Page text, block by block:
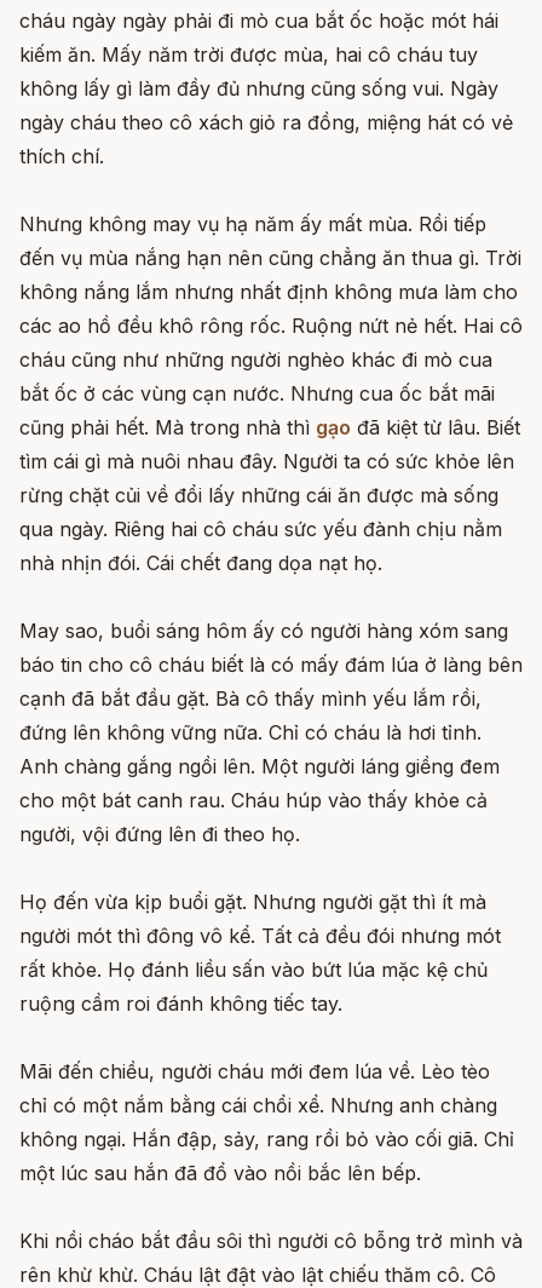
cháu ngày ngày phải đi mò cua bắt ốc hoặc mót hái
kiếm ăn. Mấy năm trời được mùa, hai cô cháu tuy
không lấy gì làm đầy đủ nhưng cũng sống vui. Ngày
ngày cháu theo cô xách giỏ ra đồng, miệng hát có vẻ
thích chí.
Nhưng không may vụ hạ năm ấy mất mùa. Rồi tiếp
đến vụ mùa nắng hạn nên cũng chẳng ăn thua gì. Trời
không nắng lắm nhưng nhất định không mưa làm cho
các ao hồ đều khô rông rốc. Ruộng nứt nẻ hết. Hai cô
cháu cũng như những người nghèo khác đi mò cua
bắt ốc ở các vùng cạn nước. Nhưng cua ốc bắt mãi
cũng phải hết. Mà trong nhà thì gạo đã kiệt từ lâu. Biết
tìm cái gì mà nuôi nhau đây. Người ta có sức khỏe lên
rừng chặt củi về đổi lấy những cái ăn được mà sống
qua ngày. Riêng hai cô cháu sức yếu đành chịu nằm
nhà nhịn đói. Cái chết đang dọa nạt họ.
May sao, buổi sáng hôm ấy có người hàng xóm sang
báo tin cho cô cháu biết là có mấy đám lúa ở làng bên
cạnh đã bắt đầu gặt. Bà cô thấy mình yếu lắm rồi,
đứng lên không vững nữa. Chỉ có cháu là hơi tỉnh.
Anh chàng gắng ngồi lên. Một người láng giềng đem
cho một bát canh rau. Cháu húp vào thấy khỏe cả
người, vội đứng lên đi theo họ.
Họ đến vừa kịp buổi gặt. Nhưng người gặt thì ít mà
người mót thì đông vô kể. Tất cả đều đói nhưng mót
rất khỏe. Họ đánh liều sấn vào bứt lúa mặc kệ chủ
ruộng cầm roi đánh không tiếc tay.
Mãi đến chiều, người cháu mới đem lúa về. Lèo tèo
chỉ có một nắm bằng cái chổi xể. Nhưng anh chàng
không ngại. Hắn đập, sảy, rang rồi bỏ vào cối giã. Chỉ
một lúc sau hắn đã đổ vào nồi bắc lên bếp.
Khi nồi cháo bắt đầu sôi thì người cô bỗng trở mình và
rên khừ khừ. Cháu lật đật vào lật chiếu thăm cô. Cô